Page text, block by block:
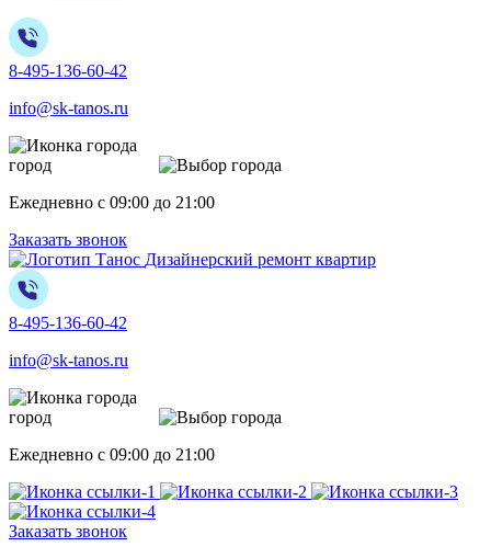
8-495-136-60-42
info@sk-tanos.ru
город
Ежедневно с 09:00 до 21:00
Заказать звонок
Дизайнерский ремонт квартир
8-495-136-60-42
info@sk-tanos.ru
город
Ежедневно с 09:00 до 21:00
Заказать звонок